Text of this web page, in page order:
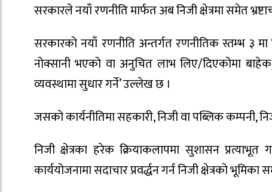
सरकारले नयाँ रणनीति मार्फत अब निजी क्षेत्रमा समेत
सरकारको नयाँ रणनीति अन्तर्गत रणनीतिक स्तम्भ ३ मा
नोक्सानी भएको वा अनुचित लाभ लिए/दिएकोमा
व्यवस्थामा सुधार गर्ने’ उल्लेख छ ।
जसको कार्यनीतिमा सहकारी, निजी वा पब्लिक कम्पनी,
निजी क्षेत्रका हरेक क्रियाकलापमा सुशासन
कार्ययोजनामा सदाचार प्रवर्द्धन गर्न निजी क्षेत्रको